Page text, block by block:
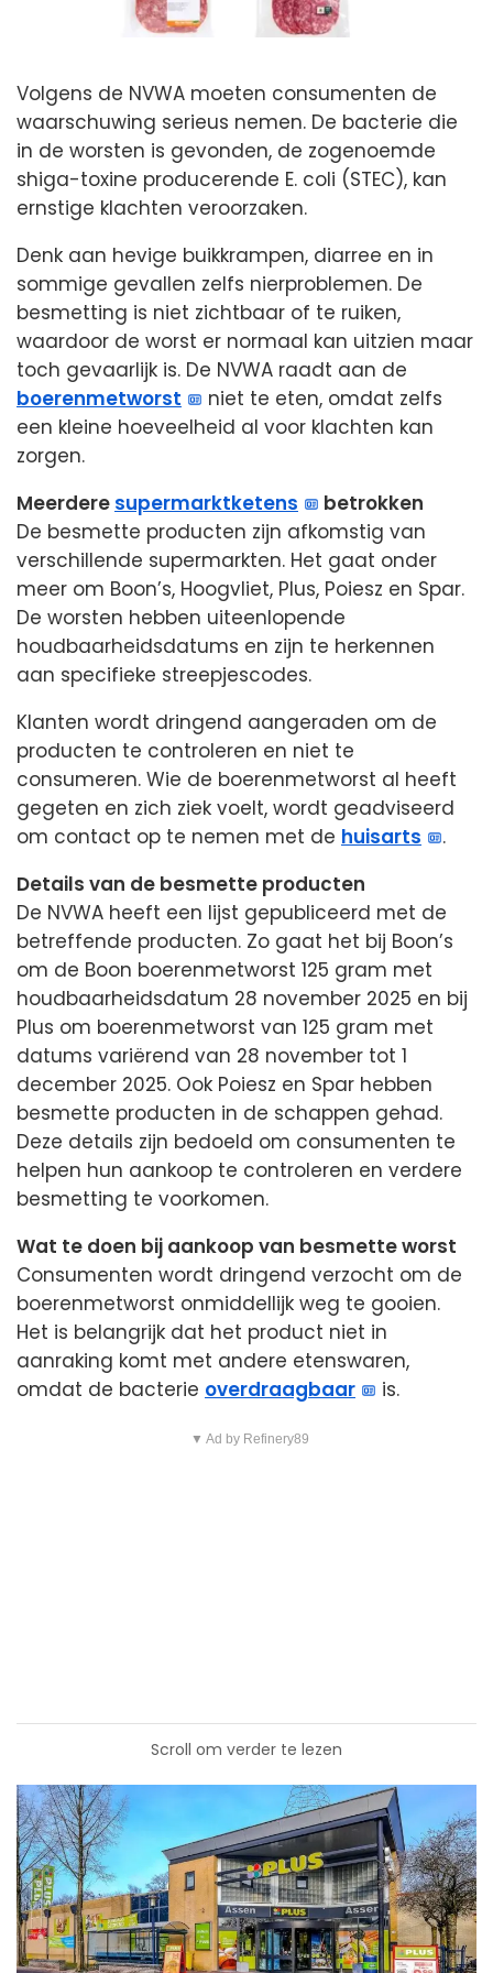
Volgens de NVWA moeten consumenten de
waarschuwing serieus nemen. De bacterie die
in de worsten is gevonden, de zogenoemde
shiga-toxine producerende E. coli (STEC), kan
ernstige klachten veroorzaken.
Denk aan hevige buikkrampen, diarree en in
sommige gevallen zelfs nierproblemen. De
besmetting is niet zichtbaar of te ruiken,
waardoor de worst er normaal kan uitzien maar
toch gevaarlijk is. De NVWA raadt aan de
boerenmetworst
niet te eten, omdat zelfs
een kleine hoeveelheid al voor klachten kan
zorgen.
Meerdere supermarktketens
betrokken
De besmette producten zijn afkomstig van
verschillende supermarkten. Het gaat onder
meer om Boon’s, Hoogvliet, Plus, Poiesz en Spar.
De worsten hebben uiteenlopende
houdbaarheidsdatums en zijn te herkennen
aan specifieke streepjescodes.
Klanten wordt dringend aangeraden om de
producten te controleren en niet te
consumeren. Wie de boerenmetworst al heeft
gegeten en zich ziek voelt, wordt geadviseerd
om contact op te nemen met de huisarts
.
Details van de besmette producten
De NVWA heeft een lijst gepubliceerd met de
betreffende producten. Zo gaat het bij Boon’s
om de Boon boerenmetworst 125 gram met
houdbaarheidsdatum 28 november 2025 en bij
Plus om boerenmetworst van 125 gram met
datums variërend van 28 november tot 1
december 2025. Ook Poiesz en Spar hebben
besmette producten in de schappen gehad.
Deze details zijn bedoeld om consumenten te
helpen hun aankoop te controleren en verdere
besmetting te voorkomen.
Wat te doen bij aankoop van besmette worst
Consumenten wordt dringend verzocht om de
boerenmetworst onmiddellijk weg te gooien.
Het is belangrijk dat het product niet in
aanraking komt met andere etenswaren,
omdat de bacterie overdraagbaar is.
▼ Ad by Refinery89
Scroll om verder te lezen